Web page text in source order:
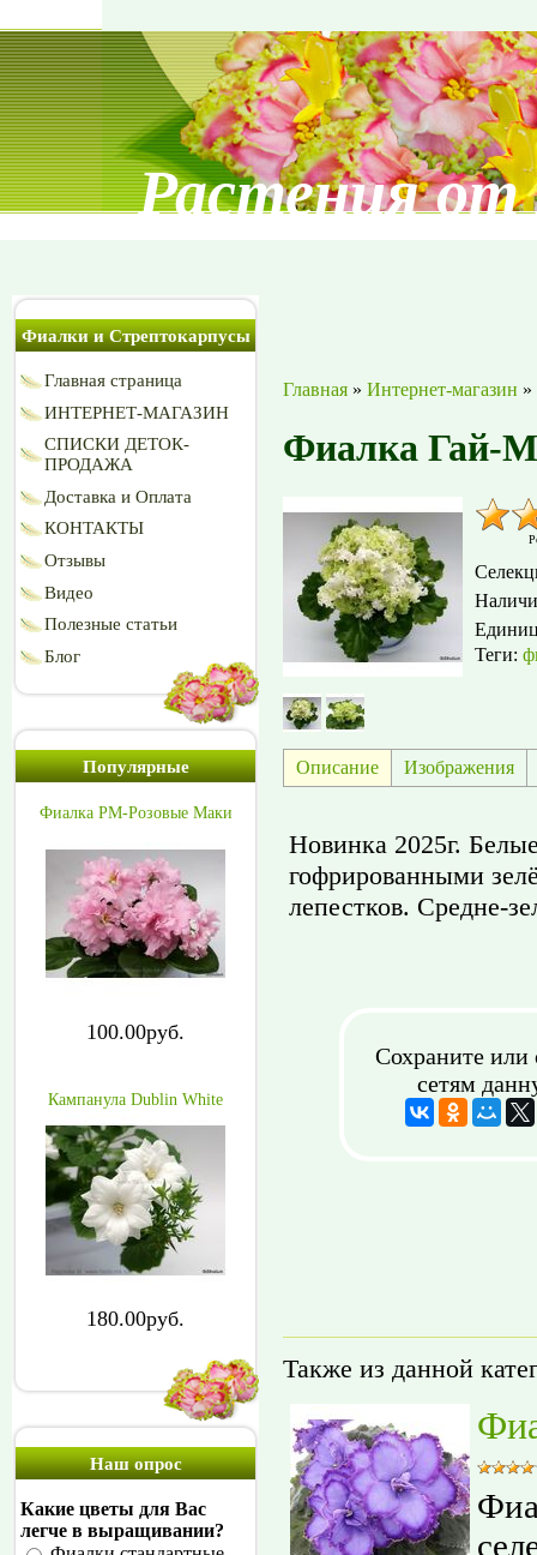
Растения
Фиалки и Стрептокарпусы
Главная страница
ИНТЕРНЕТ-МАГАЗИН
СПИСКИ ДЕТОК-
ПРОДАЖА
Доставка и Оплата
КОНТАКТЫ
Отзывы
Видео
Полезные статьи
Блог
Популярные
Фиалка РМ-Розовые Маки
100.00руб.
Кампанула Dublin White
180.00руб.
Наш опрос
Какие цветы для Вас
легче в выращивании?
Главная » Интернет-магазин »
Фиалка Гай-
Теги:
Описание Изображения
Новинка 2025г.
гофрированными
лепестков. Средне-
Сохраните или
сетям
Также из данной